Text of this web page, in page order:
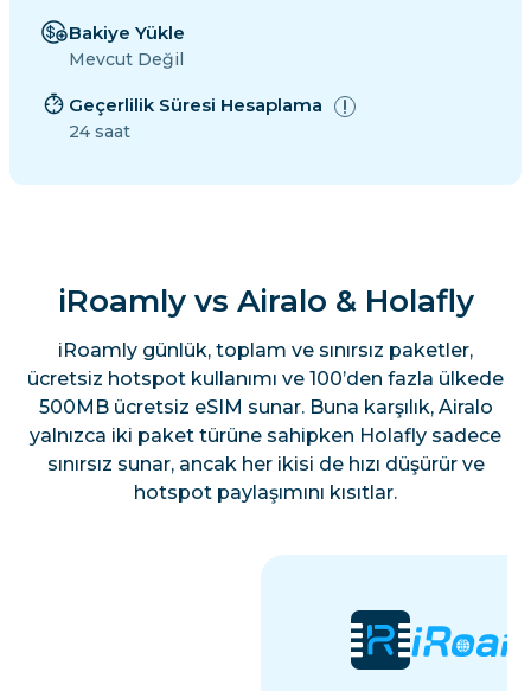
Bakiye Yükle
Mevcut Değil
Geçerlilik Süresi Hesaplama
24 saat
iRoamly vs Airalo & Holafly
iRoamly günlük, toplam ve sınırsız paketler,
ücretsiz hotspot kullanımı ve 100’den fazla ülkede
500MB ücretsiz eSIM sunar. Buna karşılık, Airalo
yalnızca iki paket türüne sahipken Holafly sadece
sınırsız sunar, ancak her ikisi de hızı düşürür ve
hotspot paylaşımını kısıtlar.